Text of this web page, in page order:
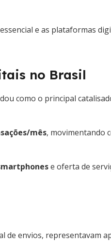
e as plataformas
no Brasil
como o principal
mês, movimentando
e oferta de
de envios, representavam